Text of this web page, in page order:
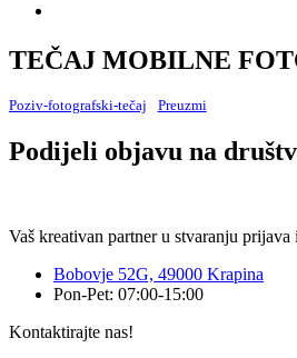
TEČAJ MOBILNE
Poziv-fotografski-tečaj Preuzmi
Podijeli objavu na
Vaš kreativan partner u stvaranju
Bobovje 52G, 49000 Krapina
Pon-Pet: 07:00-15:00
Kontaktirajte nas!